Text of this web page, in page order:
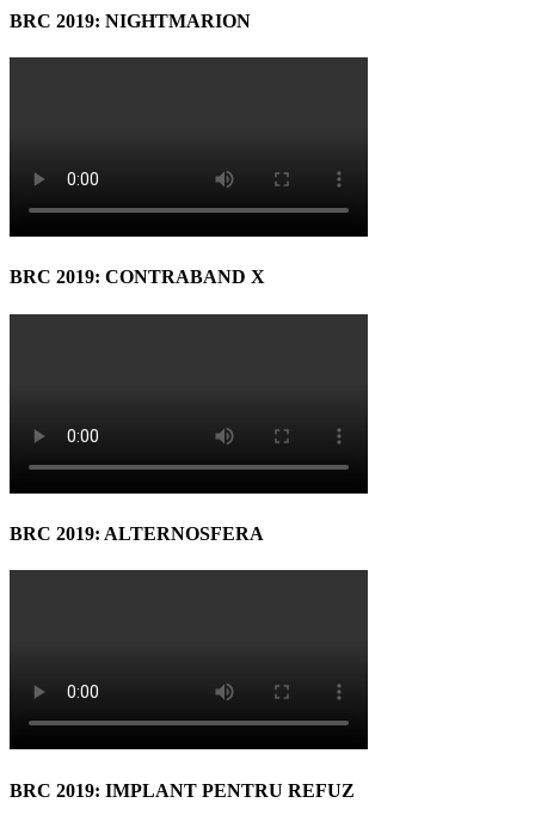
BRC 2019: NIGHTMARION
BRC 2019: CONTRABAND X
BRC 2019: ALTERNOSFERA
BRC 2019: IMPLANT PENTRU REFUZ